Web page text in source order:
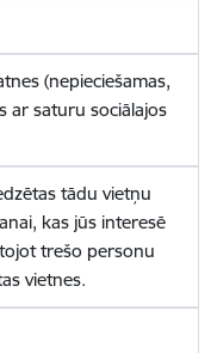
(nepieciešamas,
ar saturu sociālajos
tādu vietņu
kas jūs interesē
trešo personu
vietnes.